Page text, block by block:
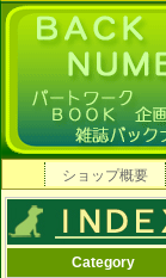
ショップ概要
Category